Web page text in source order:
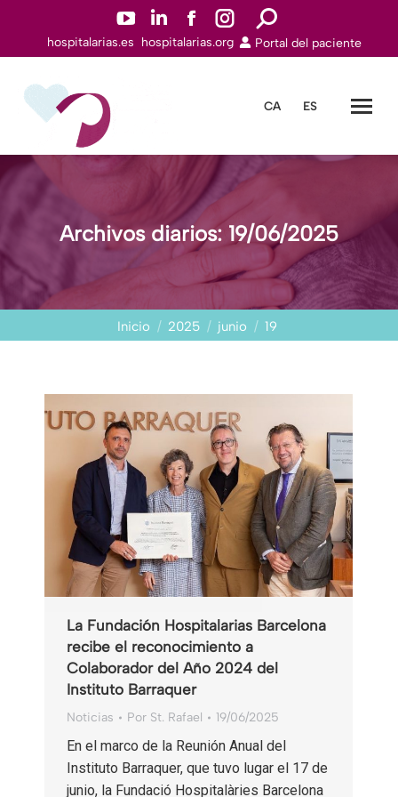
YouTuben
abre
ventana
Linkedinn
abre
ventana
Facebookn
abre
ventana
Instagramn
abre
ventana
Buscar:
hospitalarias.es hospitalarias.org Portal del paciente
CA ES
Archivos diarios: 19/06/2025
Inicio 2025 junio 19
La Fundación Hospitalarias Barcelona
recibe el reconocimiento a
Colaborador del Año 2024 del
Instituto Barraquer
Noticias Por St. Rafael 19/06/2025
En el marco de la Reunión Anual del
Instituto Barraquer, que tuvo lugar el 17 de
junio, la Fundació Hospitalàries Barcelona